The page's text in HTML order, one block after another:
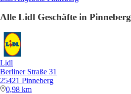
Alle Lidl Geschäfte in Pinneberg
Lidl
Berliner Straße 31
25421 Pinneberg
0,98 km